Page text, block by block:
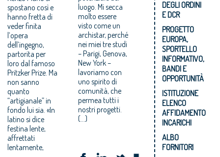
spostano così e
hanno fretta di
veder finita
l’opera
dell’ingegno,
partorita per
loro dal famoso
Pritzker Prize. Ma
non sanno
quanto
“artigianale” in
fondo lui sia. «In
latino si dice
festina lente,
affrettati
lentamente,
luogo. Mi secca
molto essere
visto come un
archistar, perché
nei miei tre studi
– Parigi, Genova,
New York –
lavoriamo con
uno spirito di
comunità, che
permea tutti i
nostri progetti.
(...)
DEGLI ORDINI
E DCR
PROGETTO
EUROPA,
SPORTELLO
INFORMATIVO,
BANDI E
OPPORTUNITÀ
ISTITUZIONE
ELENCO
AFFIDAMENTO
INCARICHI
ALBO
FORNITORI